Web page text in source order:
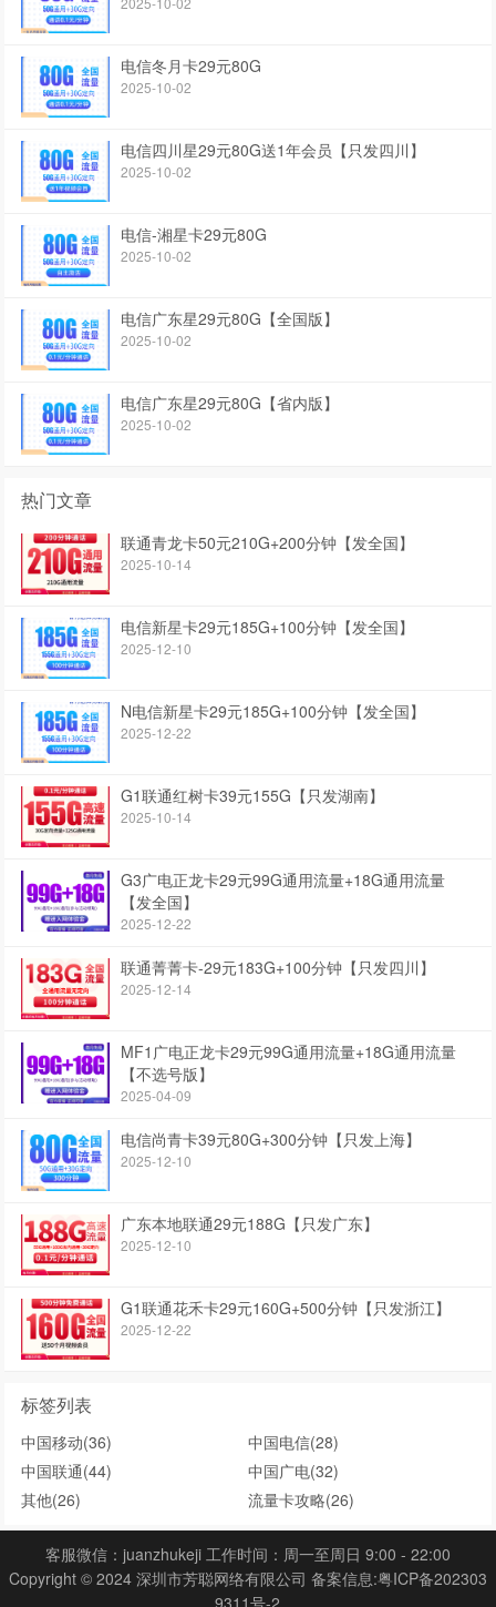
电信冬月卡29元80G
2025-10-02
电信四川星29元80G送1年会员【只发四川】
2025-10-02
电信-湘星卡29元80G
2025-10-02
电信广东星29元80G【全国版】
2025-10-02
电信广东星29元80G【省内版】
2025-10-02
热门文章
联通青龙卡50元210G+200分钟【发全国】
2025-10-14
电信新星卡29元185G+100分钟【发全国】
2025-12-10
N电信新星卡29元185G+100分钟【发全国】
2025-12-22
G1联通红树卡39元155G【只发湖南】
2025-10-14
G3广电正龙卡29元99G通用流量+18G通用流量
【发全国】
2025-12-22
联通菁菁卡-29元183G+100分钟【只发四川】
2025-12-14
MF1广电正龙卡29元99G通用流量+18G通用流量
【不选号版】
2025-04-09
电信尚青卡39元80G+300分钟【只发上海】
2025-12-10
广东本地联通29元188G【只发广东】
2025-12-10
G1联通花禾卡29元160G+500分钟【只发浙江】
2025-12-22
标签列表
中国移动(36) 中国电信(28)
中国联通(44) 中国广电(32)
其他(26) 流量卡攻略(26)
客服微信：juanzhukeji 工作时间：周一至周日 9:00 - 22:00
Copyright © 2024 深圳市芳聪网络有限公司 备案信息:粤ICP备202303
9311号-2